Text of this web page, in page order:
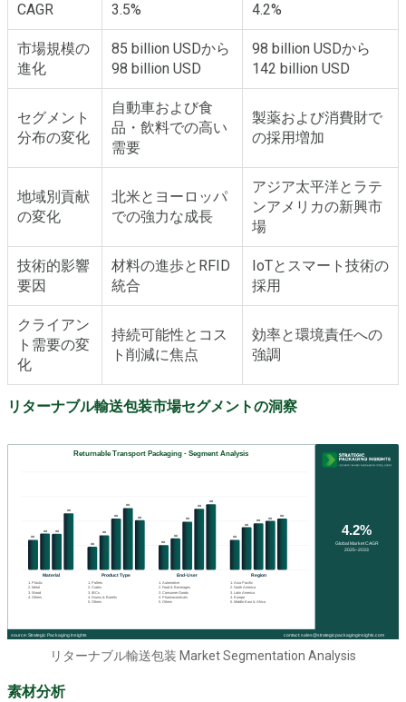
CAGR 3.5% 4.2%
市場規模の
進化
85 billion USDから
98 billion USD
98 billion USDから
142 billion USD
セグメント
分布の変化
自動車および食
品・飲料での高い
需要
製薬および消費財で
の採用増加
地域別貢献
の変化
北米とヨーロッパ
での強力な成長
アジア太平洋とラテ
ンアメリカの新興市
場
技術的影響
要因
材料の進歩とRFID
統合
IoTとスマート技術の
採用
クライアン
ト需要の変
化
持続可能性とコス
ト削減に焦点
効率と環境責任への
強調
リターナブル輸送包装市場セグメントの洞察
リターナブル輸送包装 Market Segmentation Analysis
素材分析